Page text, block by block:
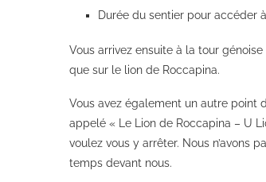
Durée du sentier pour accéder
Vous arrivez ensuite à la tour
que sur le lion de Roccapina.
Vous avez également un autre point
appelé « Le Lion de Roccapina – U
voulez vous y arrêter. Nous n’avons
temps devant nous.